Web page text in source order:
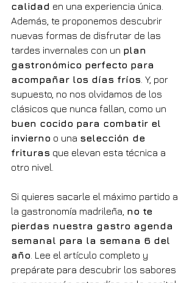
calidad en una experiencia única.
Además, te proponemos descubrir
nuevas formas de disfrutar de las
tardes invernales con un plan
gastronómico perfecto para
acompañar los días fríos . Y, por
supuesto, no nos olvidamos de los
clásicos que nunca fallan, como un
buen cocido para combatir el
invierno o una selección de
frituras que elevan esta técnica a
otro nivel.
Si quieres sacarle el máximo partido a
la gastronomía madrileña, no te
pierdas nuestra gastro agenda
semanal para la semana 6 del
año . Lee el artículo completo y
prepárate para descubrir los sabores